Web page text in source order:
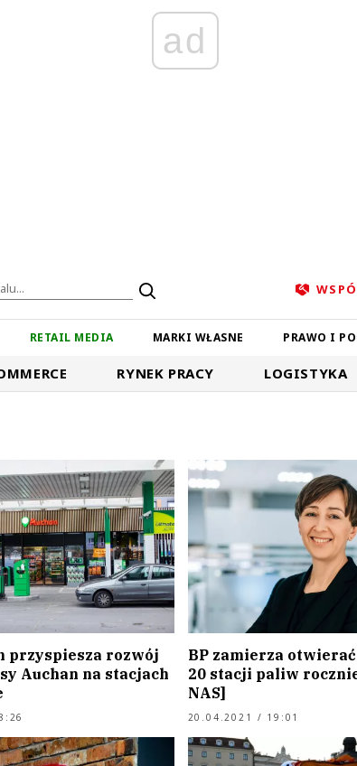
ad
RETAIL MEDIA MARKI WŁASNE PRAWO I
RYNEK PRACY LOGISTYKA
przyspiesza rozwój
Auchan na stacjach
BP zamierza
20 stacji paliw
NAS]
20.04.2021 / 19:01